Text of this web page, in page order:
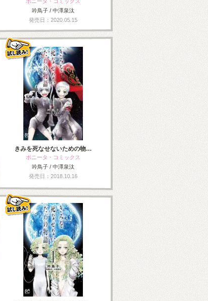
吟鳥子 / 中澤泉汰
発売日：2020.05.15
きみを死なせないための物…
ボニータ・コミックス
吟鳥子 / 中澤泉汰
発売日：2018.10.16